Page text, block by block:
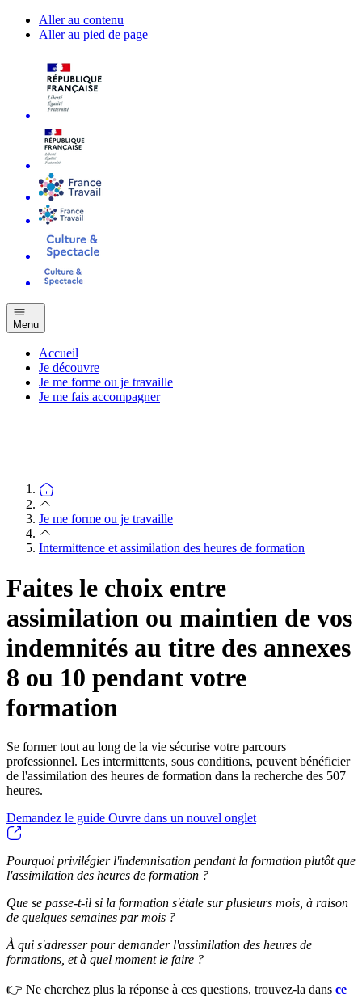
Aller au contenu
Aller au pied de page
Menu
Accueil
Je découvre
Je me forme ou je travaille
Je me fais accompagner
Je me forme ou je travaille
Intermittence et assimilation des heures de formation
Faites le choix entre
assimilation ou maintien de vos
indemnités au titre des annexes
8 ou 10 pendant votre
formation
Se former tout au long de la vie sécurise votre parcours
professionnel. Les intermittents, sous conditions, peuvent bénéficier
de l'assimilation des heures de formation dans la recherche des 507
heures.
Demandez le guide Ouvre dans un nouvel onglet
Pourquoi privilégier l'indemnisation pendant la formation plutôt que
l'assimilation des heures de formation ?
Que se passe-t-il si la formation s'étale sur plusieurs mois, à raison
de quelques semaines par mois ?
À qui s'adresser pour demander l'assimilation des heures de
formations, et à quel moment le faire ?
👉 Ne cherchez plus la réponse à ces questions, trouvez-la dans ce